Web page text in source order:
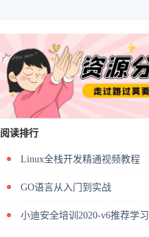
阅读排行
Linux全栈开发精通视频教程
GO语言从入门到实战
小迪安全培训2020-v6推荐学习